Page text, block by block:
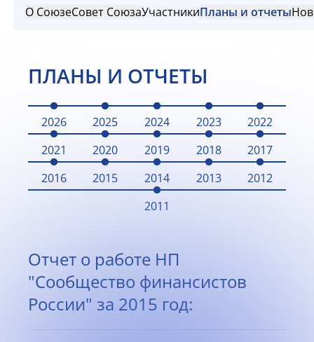
О СоюзеСовет СоюзаУчастникиПланы и отчеты
ПЛАНЫ И ОТЧЕТЫ
2026 2025 2024 2023
2022
2021
2020 2019 2018
2017
2016
2015 2014 2013
2012
2011
Отчет о работе НП
"Сообщество финансистов
России" за 2015 год: